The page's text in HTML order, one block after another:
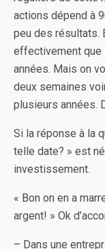
actions dépend à
peu des résultats.
effectivement que
années. Mais on
deux semaines
plusieurs années.
Si la réponse à la
telle date? » est
investissement.
« Bon on en a
argent! » Ok
– Dans une